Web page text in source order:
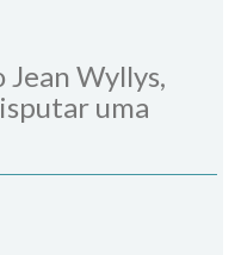
Jean Wyllys,
uma